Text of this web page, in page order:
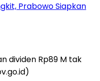
Prabowo Siapkan